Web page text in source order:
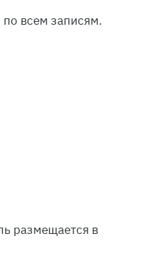
по всем записям.
размещается в